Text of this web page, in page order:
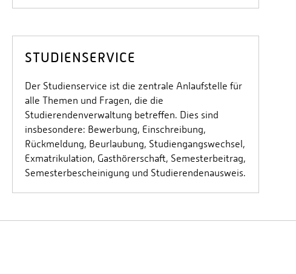
STUDIENSERVICE
Der Studienservice ist die zentrale Anlaufstelle für
alle Themen und Fragen, die die
Studierendenverwaltung betreffen. Dies sind
insbesondere: Bewerbung, Einschreibung,
Rückmeldung, Beurlaubung, Studiengangswechsel,
Exmatrikulation, Gasthörerschaft, Semesterbeitrag,
Semesterbescheinigung und Studierendenausweis.